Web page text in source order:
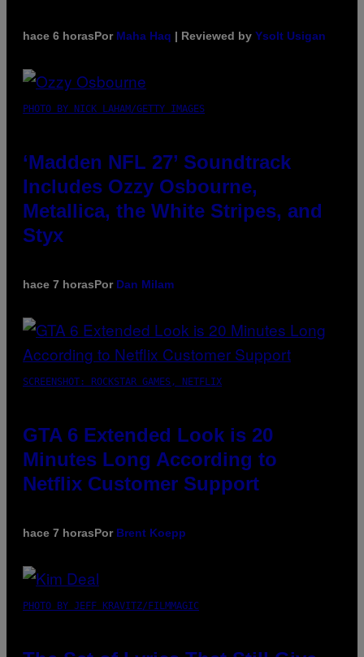
hace 6 horasPor Maha Haq | Reviewed by Ysolt Usigan
PHOTO BY NICK LAHAM/GETTY IMAGES
‘Madden NFL 27’ Soundtrack
Includes Ozzy Osbourne,
Metallica, the White Stripes, and
Styx
hace 7 horasPor Dan Milam
SCREENSHOT: ROCKSTAR GAMES, NETFLIX
GTA 6 Extended Look is 20
Minutes Long According to
Netflix Customer Support
hace 7 horasPor Brent Koepp
PHOTO BY JEFF KRAVITZ/FILMMAGIC